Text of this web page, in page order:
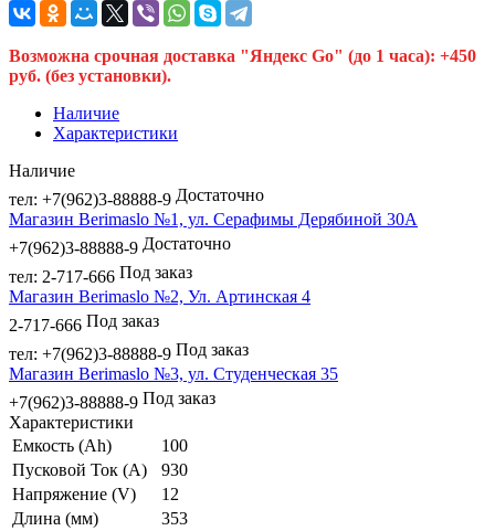
Возможна срочная доставка "Яндекс Go" (до 1 часа): +450
руб. (без установки).
Наличие
Характеристики
Наличие
тел: +7(962)3-88888-9 Достаточно
Магазин Berimaslo №1, ул. Серафимы Дерябиной 30А
+7(962)3-88888-9 Достаточно
тел: 2-717-666 Под заказ
Магазин Berimaslo №2, Ул. Артинская 4
2-717-666 Под заказ
тел: +7(962)3-88888-9 Под заказ
Магазин Berimaslo №3, ул. Студенческая 35
+7(962)3-88888-9 Под заказ
Характеристики
Емкость (Ah)
100
Пусковой Ток (A)
930
Напряжение (V)
12
Длина (мм)
353